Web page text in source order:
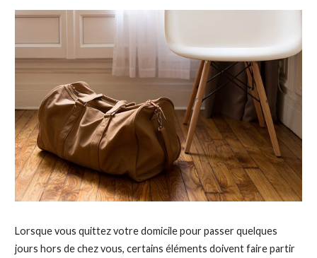
Lorsque vous quittez votre domicile pour passer quelques
jours hors de chez vous, certains éléments doivent faire partir